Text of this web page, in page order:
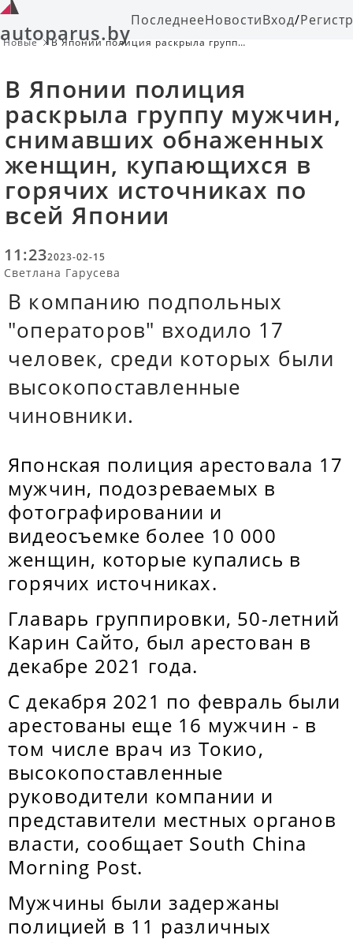
autoparus.byПоследнееНовостиВход/
Новые
В Японии полиция раскрыла группу
источниках по всей Японии
В Японии полиция
раскрыла группу мужчин,
снимавших обнаженных
женщин, купающихся в
горячих источниках по
всей Японии
11:232023-02-15
Светлана Гарусева
В компанию подпольных
"операторов" входило 17
человек, среди которых были
высокопоставленные
чиновники.
Японская полиция арестовала 17
мужчин, подозреваемых в
фотографировании и
видеосъемке более 10 000
женщин, которые купались в
горячих источниках.
Главарь группировки, 50-летний
Карин Сайто, был арестован в
декабре 2021 года.
С декабря 2021 по февраль были
арестованы еще 16 мужчин - в
том числе врач из Токио,
высокопоставленные
руководители компании и
представители местных органов
власти, сообщает South China
Morning Post.
Мужчины были задержаны
полицией в 11 различных